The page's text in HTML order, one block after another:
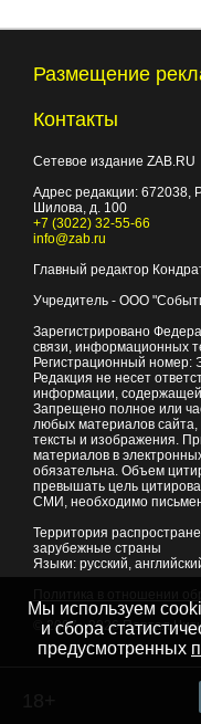
Размещение
Контакты
Сетевое издание ZAB.RU
Адрес редакции: 672038,
Шилова, д. 100
+7 (3022) 32-55-66
info@zab.ru
Главный редактор
Учредитель - ООО
Зарегистрировано
связи, информационных
Регистрационный
Редакция не несет
информации,
Запрещено полное или
любых материалов сайта,
тексты и изображения.
материалов в
обязательна. Объем
превышать цель
СМИ, необходимо
Территория
зарубежные страны
Языки: русский,
© 2007 - 2026Портал
Мы используем
и сбора
предусмотренных